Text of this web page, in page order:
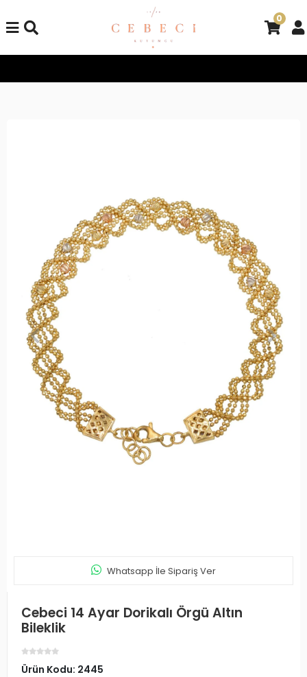
0
Whatsapp İle Sipariş Ver
Cebeci 14 Ayar Dorikalı Örgü Altın
Bileklik
Ürün Kodu: 2445